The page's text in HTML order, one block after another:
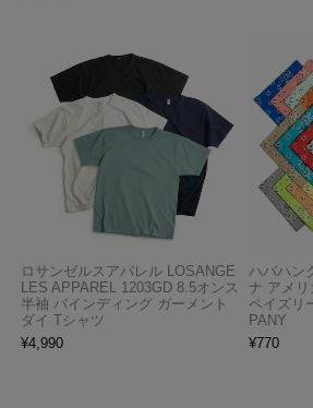
ロサンゼルスアパレル LOSANGE
LES APPAREL 1203GD 8.5オンス
半袖 バインディング ガーメント
ダイ Tシャツ
¥4,990
ハバハン
ナ アメ
ペイズリ
PANY
¥770